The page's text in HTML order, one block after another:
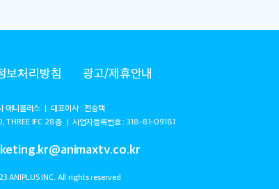
보처리방침 광고/제휴안내
애니플러스 ㅣ 대표이사 : 전승택
THREE IFC 28층 ㅣ 사업자등록번호 : 318-81-09181
ANIPLUS INC. All rights reserved